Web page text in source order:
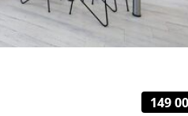
149